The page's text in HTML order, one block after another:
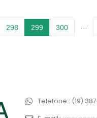
298 299 300
Telefone:: (19)